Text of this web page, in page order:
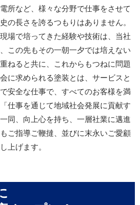
所など、様々な分野で仕事をさせて
の長さを誇るつもりはありません。
場で培ってきた経験や技術は、当社
この先もその一朝一夕では培えない
ねると共に、これからもつねに問題
に求められる塗装とは、サービスと
安全な仕事で、すべてのお客様を満
仕事を通じて地域社会発展に貢献す
同、向上心を持ち、一層社業に邁進
ご指導ご鞭撻、並びに末永いご愛顧
上げます。